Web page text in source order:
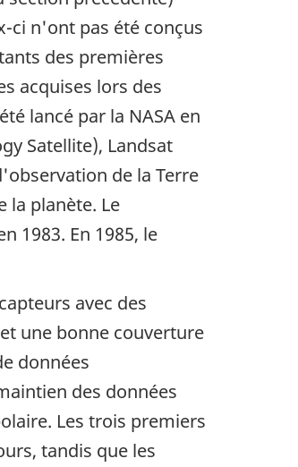
ci n'ont pas été conçus
des premières
acquises lors des
lancé par la NASA en
Satellite), Landsat
de la Terre
la planète. Le
1983. En 1985, le
avec des
une bonne couverture
données
des données
Les trois premiers
tandis que les